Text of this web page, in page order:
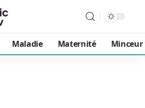
Maladie Maternité Minceur